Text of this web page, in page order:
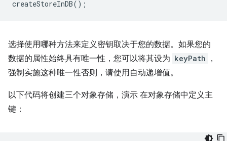
createStoreInDB();
选择使用哪种方法来定义密钥取决于您的数据。如果您的
数据的属性始终具有唯一性，您可以将其设为 keyPath
，
强制实施这种唯一性否则，请使用自动递增值。
以下代码将创建三个对象存储，演示 在对象存储中定义主
键：